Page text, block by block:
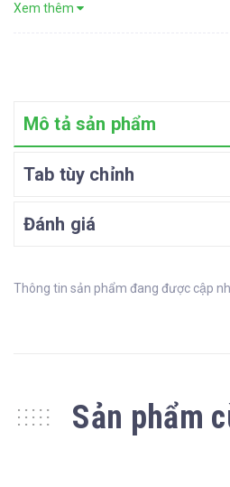
Xem thêm
Mô tả sản phẩm
Tab tùy chỉnh
Đánh giá
Thông tin sản phẩm đang được cập
Sản phẩm